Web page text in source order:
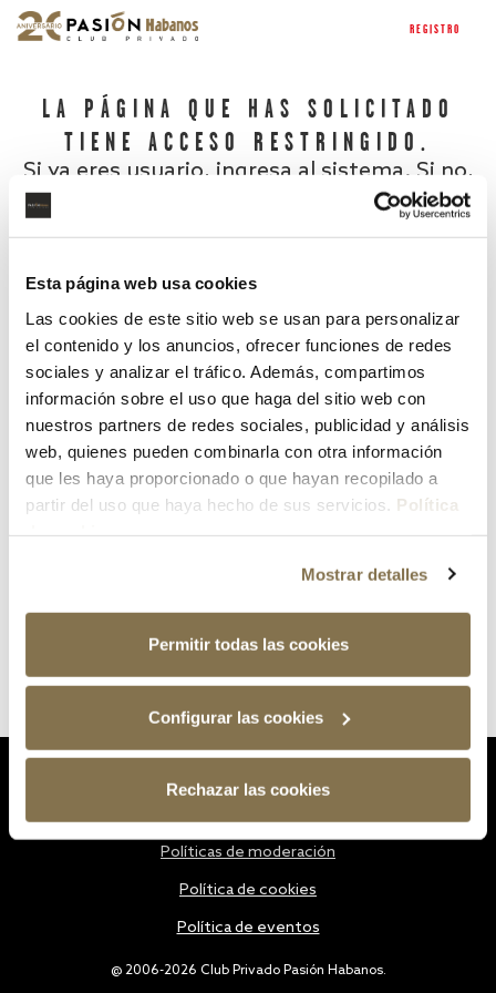
Esta página web usa cookies
Las cookies de este sitio web se usan para personalizar
el contenido y los anuncios, ofrecer funciones de redes
sociales y analizar el tráfico. Además, compartimos
información sobre el uso que haga del sitio web con
nuestros partners de redes sociales, publicidad y análisis
web, quienes pueden combinarla con otra información
que les haya proporcionado o que hayan recopilado a
partir del uso que haya hecho de sus servicios. Política
Mostrar detalles
Permitir todas las cookies
Configurar las cookies
Rechazar las cookies
REGISTRO
LA PÁGINA QUE HAS SOLICITADO
TIENE ACCESO RESTRINGIDO.
Si ya eres usuario, ingresa al sistema. Si no,
¿Has olvidado tu contraseña?
@ 2006-2026 Club Privado Pasión Habanos.
Políticas de moderación
Política de cookies
Política de eventos